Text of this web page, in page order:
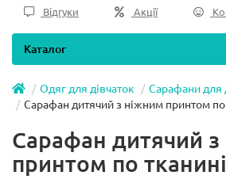
Відгуки Акції
Каталог
Одяг для дівчаток
Сарафани для
Сарафан дитячий з ніжним принтом по
Сарафан дитячий
принтом по тканині